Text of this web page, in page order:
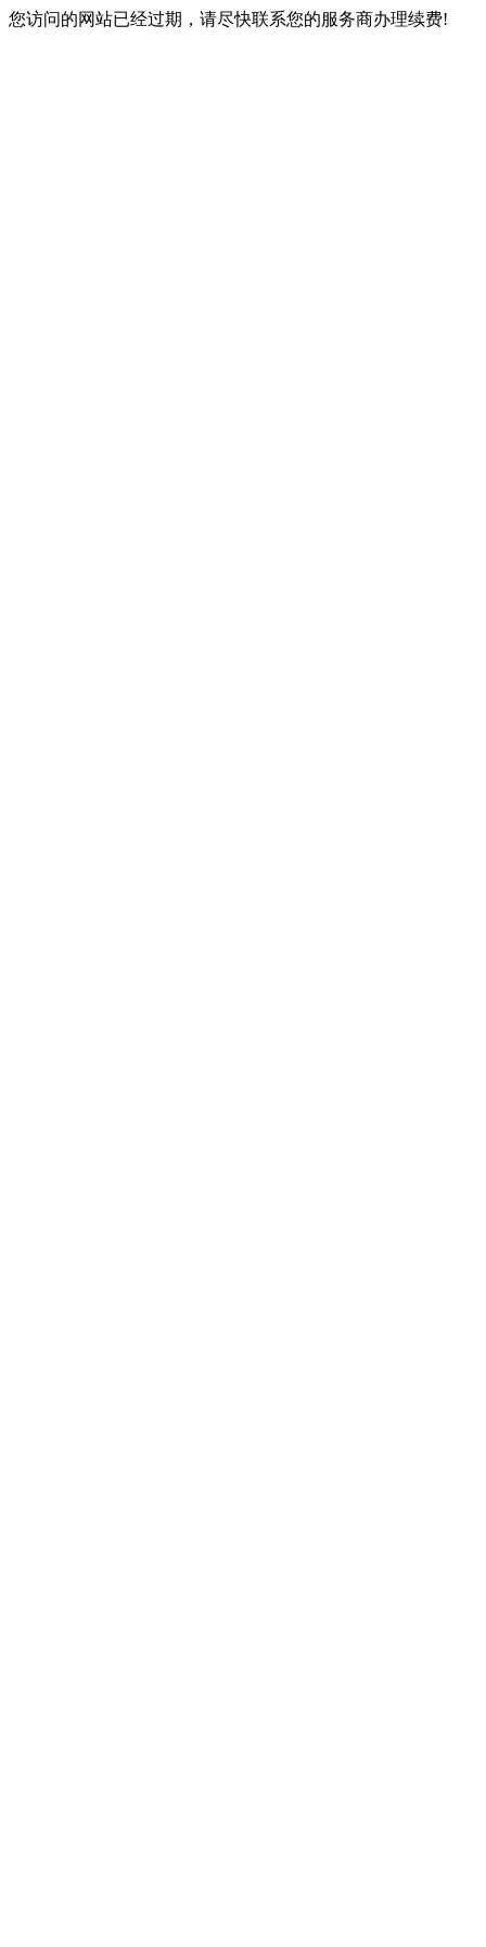
您访问的网站已经过期，请尽快联系您的服务商办理续费!